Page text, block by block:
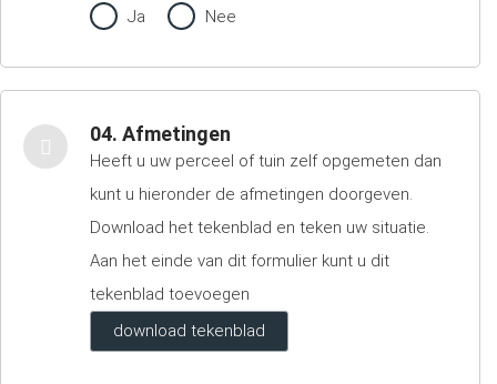
Ja Nee
04. Afmetingen
Heeft u uw perceel of tuin zelf opgemeten dan
kunt u hieronder de afmetingen doorgeven.
Download het tekenblad en teken uw situatie.
Aan het einde van dit formulier kunt u dit
tekenblad toevoegen
download tekenblad